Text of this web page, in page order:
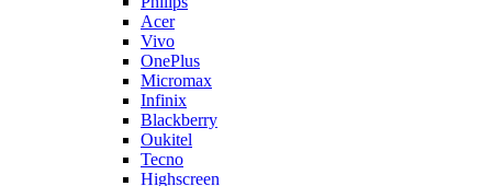
Infinix
Blackberry
Oukitel
Tecno
Highscreen
LeEco
Realme
Prestigio
Wileyfox